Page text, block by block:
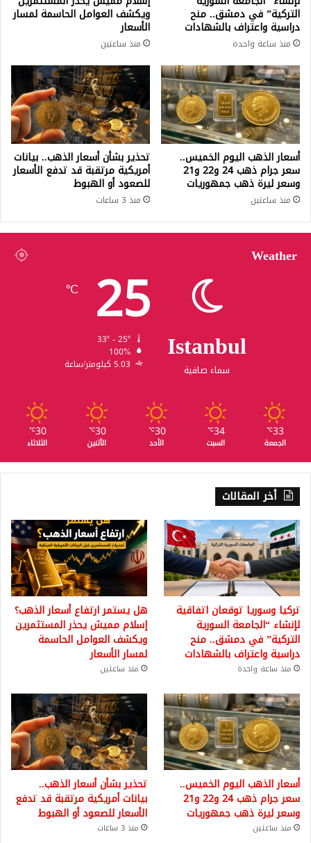
التركية” في دمشق.. منح
دراسية واعتراف بالشهادات
منذ ساعة واحدة
ويكشف العوامل الحاسمة لمسار
الأسعار
منذ ساعتين
أسعار الذهب اليوم الخميس..
سعر جرام ذهب 24 و22 و21
وسعر ليرة ذهب جمهوريات
منذ ساعتين
تحذير بشأن أسعار الذهب.. بيانات
أمريكية مرتقبة قد تدفع الأسعار
للصعود أو الهبوط
منذ 3 ساعات
Weather
Istanbul
سماء صافية
25
℃
100%
5.03 كيلومتر/ساعة
33
℃
الجمعة
34
℃
السبت
30
℃
الأحد
30
℃
الأثنين
30
℃
الثلاثاء
أخر المقالات
تركيا وسوريا توقعان اتفاقية
لإنشاء “الجامعة السورية
التركية” في دمشق.. منح
دراسية واعتراف بالشهادات
منذ ساعة واحدة
هل يستمر ارتفاع أسعار الذهب؟
إسلام مميش يحذر المستثمرين
ويكشف العوامل الحاسمة
لمسار الأسعار
منذ ساعتين
أسعار الذهب اليوم الخميس..
سعر جرام ذهب 24 و22 و21
وسعر ليرة ذهب جمهوريات
منذ ساعتين
تحذير بشأن أسعار الذهب..
بيانات أمريكية مرتقبة قد تدفع
الأسعار للصعود أو الهبوط
منذ 3 ساعات